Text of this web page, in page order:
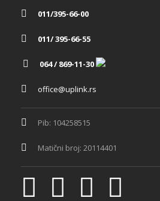
011/395-66-00
011/ 395-66-55
064 / 869-11-30
office@uplink.rs
Pib: 104258515
Matični broj: 20114401